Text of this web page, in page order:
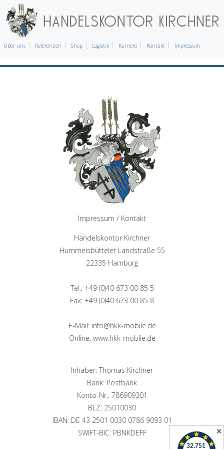
Über uns Referenzen Shop Logistik Karriere Kontakt Impressum
Impressum / Kontakt
Handelskontor Kirchner
Hummelsbütteler Landstraße 55
22335 Hamburg
Tel.: +49 (0)40 673 00 85 5
Fax: +49 (0)40 673 00 85 8
E-Mail: info@hkk-mobile.de
Online: www.hkk-mobile.de
Inhaber: Thomas Kirchner
Bank: Postbank
Konto-Nr.: 786909301
BLZ: 25010030
IBAN: DE 43 2501 0030 0786 9093 01
SWIFT-BIC: PBNKDEFF
✕